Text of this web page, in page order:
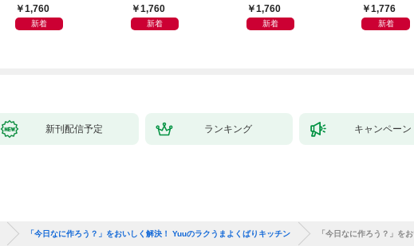
1,760
新着
しも」もおいしい！
1,760
新着
ず 少ない材料＆調味
料で、あとはスイッチ
1,760
新着
ラと真我の
リーニ上昇
1,776
新着
新刊配信予定 ランキング キャンペーン
「今日なに作ろう？」をおいしく解決！ Yuuのラクうまよくばりキッチン 「今日なに作ろう？」を